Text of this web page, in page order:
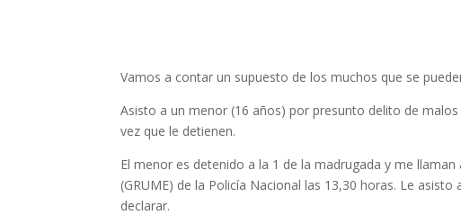
Vamos a contar un supuesto de los muchos que se
Asisto a un menor (16 años) por presunto delito de
vez que le detienen.
El menor es detenido a la 1 de la madrugada y me
(GRUME) de la Policía Nacional las 13,30 horas. Le
declarar.